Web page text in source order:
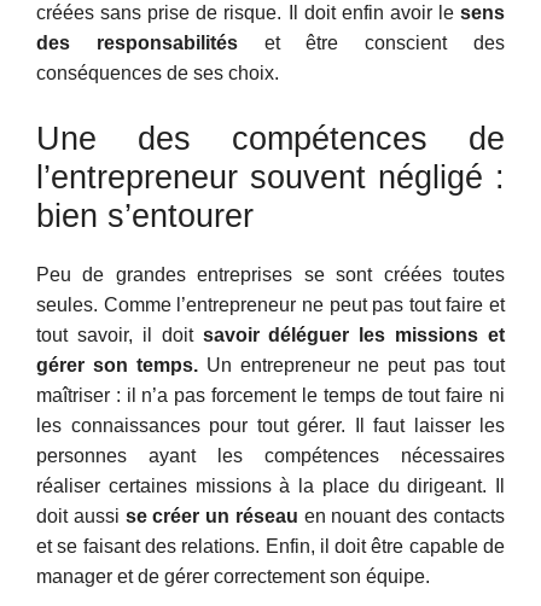
créées sans prise de risque. Il doit enfin avoir le sens
des responsabilitéset être conscient des
conséquences de ses choix.
Une des compétences de
l’entrepreneur souvent négligé :
bien s’entourer
Peu de grandes entreprises se sont créées toutes
seules. Comme l’entrepreneur ne peut pas tout faire et
tout savoir, il doit savoir déléguer les missions et
gérer son temps. Un entrepreneur ne peut pas tout
maîtriser : il n’a pas forcement le temps de tout faire ni
les connaissances pour tout gérer. Il faut laisser les
personnes ayant les compétences nécessaires
réaliser certaines missions à la place du dirigeant. Il
doit aussi se créer un réseau en nouant des contacts
et se faisant des relations. Enfin, il doit être capable de
manager et de gérer correctement son équipe.